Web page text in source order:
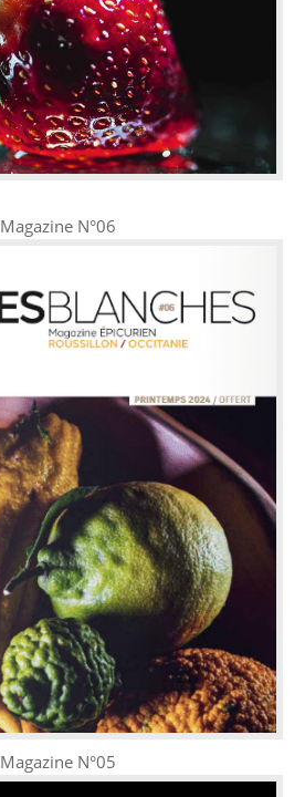
Magazine N°06
Magazine N°05